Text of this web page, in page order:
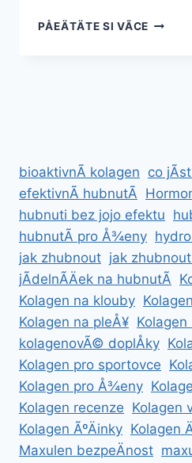
PÅEÄTÄTE SI VÃ­CEJAK
bioaktivnÃ­ kolagen co
efektivnÃ­ hubnutÃ­
hubnuti bez jojo efektu
hubnutÃ­ pro Å¾eny
jak zhubnout jak zhubnout
jÃ­delnÃ­Äek na hubnutÃ­
Kolagen na klouby
Kolagen na pleÅ¥
kolagenovÃ© doplÅky
Kolagen pro sportovce
Kolagen pro Å¾eny
Kolagen recenze Kolagen
Kolagen ÃºÄinky Kolagen
Maxulen bezpeÄnost